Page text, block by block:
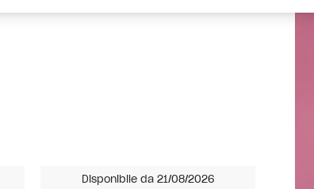
Disponibile da 21/08/2026